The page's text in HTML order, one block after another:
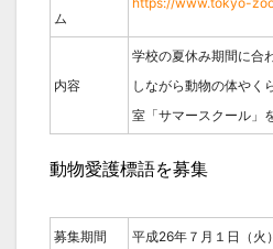
ム
内容
学校の夏休み期間に合
しながら動物の体やく
室「サマースクール」
動物愛護標語を募集
募集期間 平成26年７月１日（火